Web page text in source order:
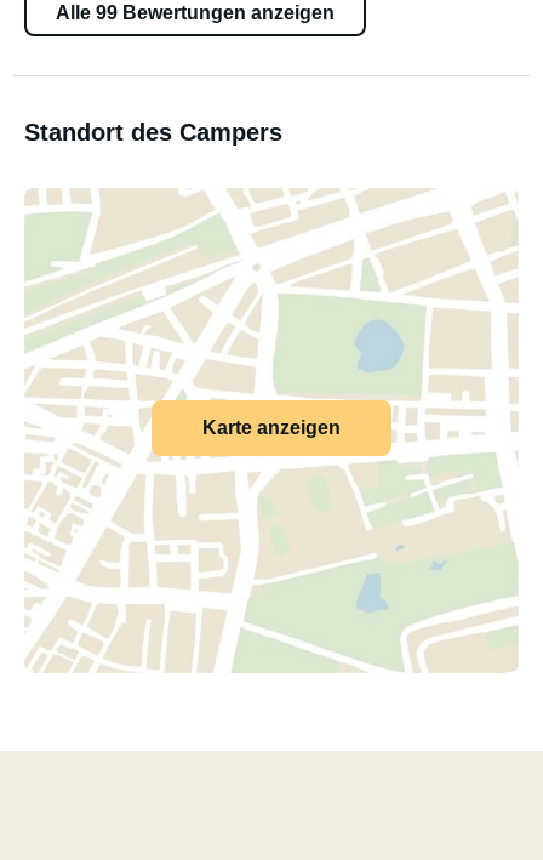
Alle 99 Bewertungen anzeigen
Standort des Campers
Karte anzeigen